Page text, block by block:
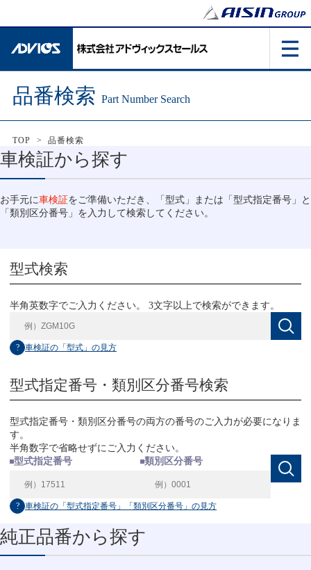
品番検索 Part Number Search
TOP > 品番検索
車検証から探す
お手元に車検証をご準備いただき、「型式」または「型式指定番号」と
「類別区分番号」を入力して検索してください。
型式検索
半角英数字でご入力ください。 3文字以上で検索ができます。
? 車検証の「型式」の見方
型式指定番号・類別区分番号検索
型式指定番号・類別区分番号の両方の番号のご入力が必要になりま
す。
半角数字で省略せずにご入力ください。
型式指定番号 類別区分番号
? 車検証の「型式指定番号」「類別区分番号」の見方
純正品番から探す